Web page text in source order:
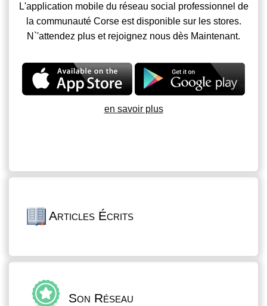
L'application mobile du réseau social professionnel de
la communauté Corse est disponible sur les stores.
N`'attendez plus et rejoignez nous dès Maintenant.
en savoir plus
Articles Écrits
Son Réseau